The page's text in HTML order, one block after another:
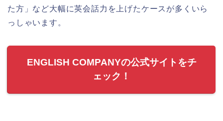
た方」など大幅に英会話力を上げたケースが多くいら
っしゃいます。
ENGLISH COMPANYの公式サイトをチ
ェック！